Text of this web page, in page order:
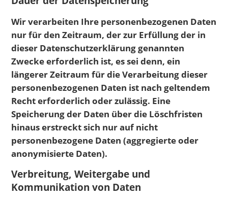
Wir verarbeiten Ihre personenbezogenen Daten
nur für den Zeitraum, der zur Erfüllung der in
dieser Datenschutzerklärung genannten
Zwecke erforderlich ist, es sei denn, ein
längerer Zeitraum für die Verarbeitung dieser
personenbezogenen Daten ist nach geltendem
Recht erforderlich oder zulässig. Eine
Speicherung der Daten über die Löschfristen
hinaus erstreckt sich nur auf nicht
personenbezogene Daten (aggregierte oder
anonymisierte Daten).
Verbreitung, Weitergabe und
Kommunikation von Daten